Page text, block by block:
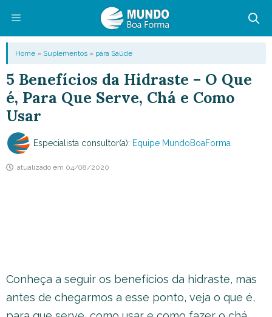
conteúdo
Menu
Home » Suplementos » para Saúde
5 Benefícios da Hidraste – O Que
é, Para Que Serve, Chá e Como
Usar
Especialista consultor(a): Equipe MundoBoaForma
atualizado em 04/08/2020
Conheça a seguir os benefícios da hidraste, mas
antes de chegarmos a esse ponto, veja o que é,